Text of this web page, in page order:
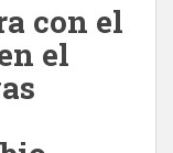
con el
el